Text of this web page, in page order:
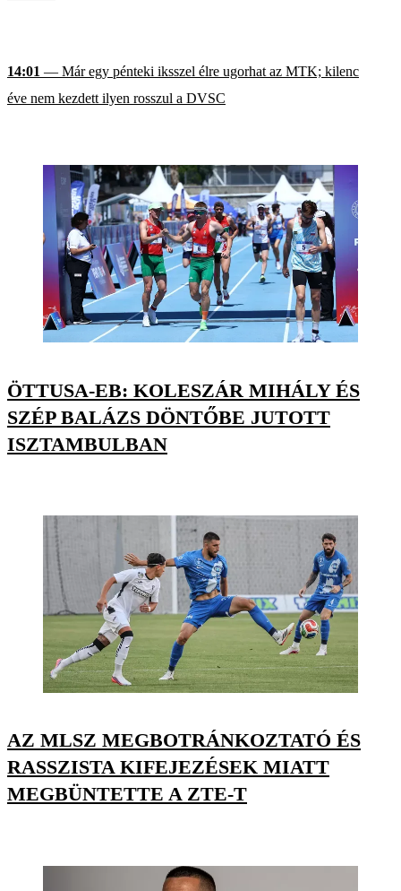
14:01 — Már egy pénteki iksszel élre ugorhat az MTK; kilenc
éve nem kezdett ilyen rosszul a DVSC
ÖTTUSA-EB: KOLESZÁR MIHÁLY ÉS
SZÉP BALÁZS DÖNTŐBE JUTOTT
ISZTAMBULBAN
AZ MLSZ MEGBOTRÁNKOZTATÓ ÉS
RASSZISTA KIFEJEZÉSEK MIATT
MEGBÜNTETTE A ZTE-T